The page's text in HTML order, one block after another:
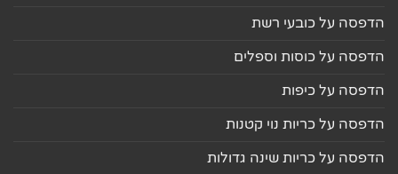
הדפסה על כובעי רשת
הדפסה על כוסות וספלים
הדפסה על כיפות
הדפסה על כריות נוי קטנות
הדפסה על כריות שינה גדולות